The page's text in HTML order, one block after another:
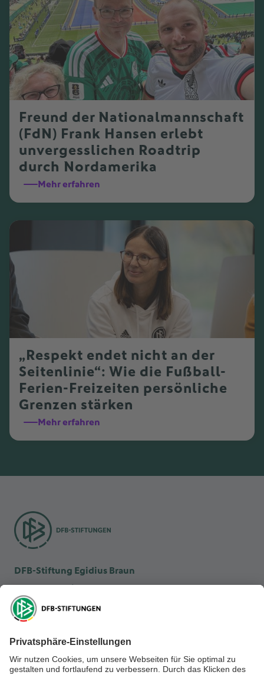
Freund der Nationalmannschaft
(FdN) Frank Hansen erlebt
unvergesslichen Roadtrip
durch Nordamerika
Mehr erfahren
„Respekt endet nicht an der
Seitenlinie“: Wie die Fußball-
Ferien-Freizeiten persönliche
Grenzen stärken
Mehr erfahren
DFB-Stiftung Egidius Braun
DFB-Stiftung Sepp Herberger
NEWSLETTER ABONNIEREN